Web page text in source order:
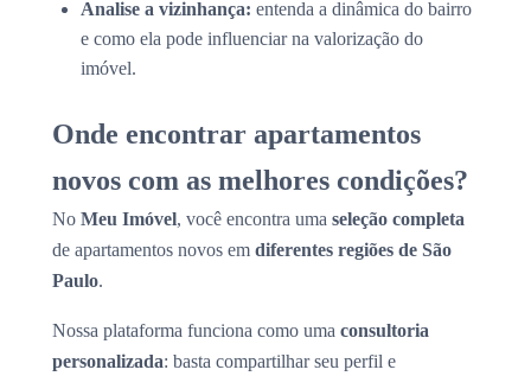
Analise a vizinhança: entenda a dinâmica do bairro
e como ela pode influenciar na valorização do
imóvel.
Onde encontrar apartamentos
novos com as melhores condições?
No Meu Imóvel, você encontra uma seleção completa
de apartamentos novos em diferentes regiões de São
Paulo.
Nossa plataforma funciona como uma consultoria
personalizada: basta compartilhar seu perfil e